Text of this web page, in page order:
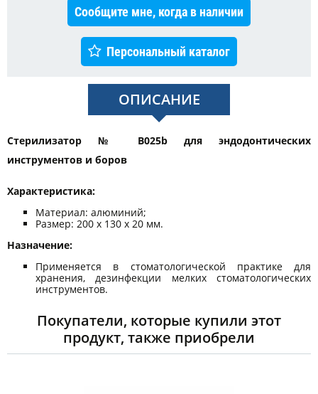
Сообщите мне, когда в наличии
Персональный каталог
ОПИСАНИЕ
Стерилизатор № В025b для эндодонтических
инструментов и боров
Характеристика:
Материал: алюминий;
Размер: 200 х 130 х 20 мм.
Назначение:
Применяется в стоматологической практике для
хранения, дезинфекции мелких стоматологических
инструментов.
Покупатели, которые купили этот
продукт, также приобрели